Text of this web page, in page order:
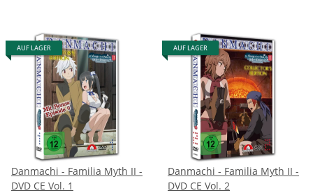
AUF LAGER
Danmachi - Familia Myth II -
DVD CE Vol. 1
AUF LAGER
Danmachi - Familia Myth II -
DVD CE Vol. 2